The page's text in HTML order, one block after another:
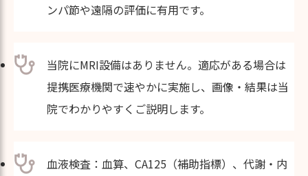
ンパ節や遠隔の評価に有用です。
当院にMRI設備はありません。適応がある場合は
提携医療機関で速やかに実施し、画像・結果は当
院でわかりやすくご説明します。
血液検査：血算、CA125（補助指標）、代謝・内